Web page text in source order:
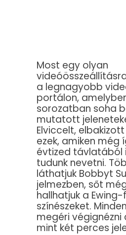
Most egy olyan
a legnagyobb
portálon,
sorozatban soha
mutatott
Elviccelt,
ezek, amiken még
évtized távlatából
tudunk nevetni.
láthatjuk Bobbyt
jelmezben, sőt
hallhatjuk a
színészeket.
megéri
mint két perces